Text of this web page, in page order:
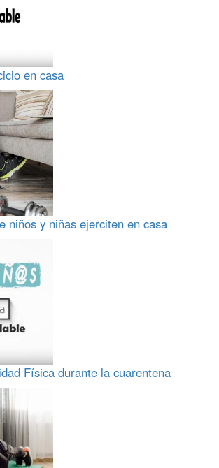
en casa
niños y niñas ejerciten en casa
Física durante la cuarentena